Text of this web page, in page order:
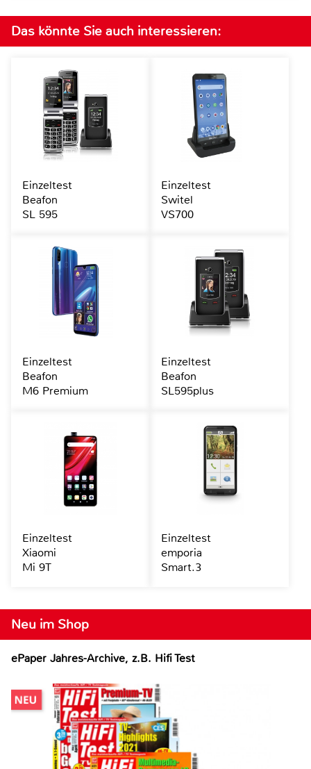
Neu im Shop
ePaper Jahres-Archive, z.B. Hifi Test
Das könnte Sie auch interessieren:
Einzeltest
Beafon
SL 595
Einzeltest
Switel
VS700
Einzeltest
Beafon
M6 Premium
Einzeltest
Beafon
SL595plus
Einzeltest
Xiaomi
Mi 9T
Einzeltest
emporia
Smart.3